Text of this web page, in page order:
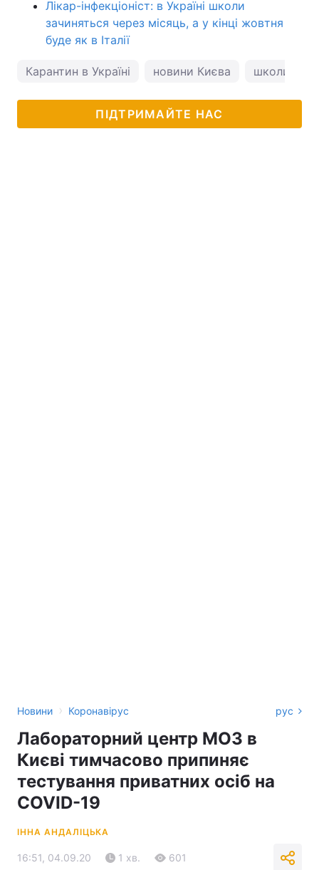
Лікар-інфекціоніст: в Україні школи
зачиняться через місяць, а у кінці жовтня
буде як в Італії
Карантин в Україні новини Києва школи в
ПІДТРИМАЙТЕ НАС
Новини › Коронавірус рус
Лабораторний центр МОЗ в
Києві тимчасово припиняє
тестування приватних осіб на
COVID-19
ІННА АНДАЛІЦЬКА
16:51, 04.09.20 1 хв. 601